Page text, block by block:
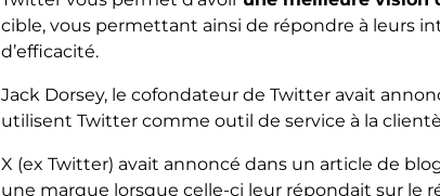
cible, vous permettant ainsi de répondre à leurs
d’efficacité.
Jack Dorsey, le cofondateur de Twitter avait
utilisent Twitter comme outil de service à la
X (ex Twitter) avait annoncé dans un article de
une marque lorsque celle-ci leur répondait sur le